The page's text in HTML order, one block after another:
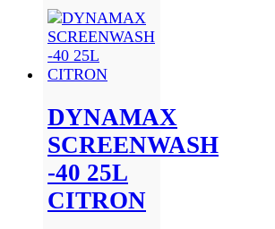
DYNAMAX
SCREENWASH
-40 25L
CITRON